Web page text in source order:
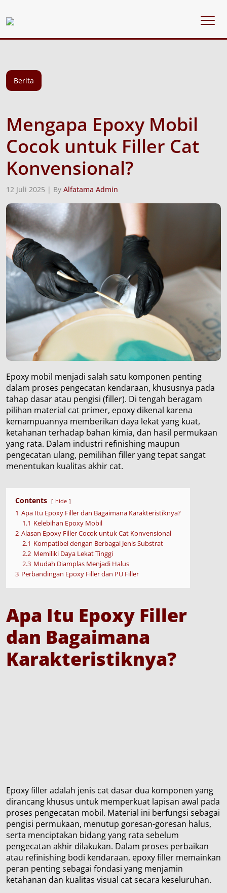
Berita
Mengapa Epoxy Mobil
Cocok untuk Filler Cat
Konvensional?
12 Juli 2025 | By Alfatama Admin
Epoxy mobil menjadi salah satu komponen penting
dalam proses pengecatan kendaraan, khususnya pada
tahap dasar atau pengisi (filler). Di tengah beragam
pilihan material cat primer, epoxy dikenal karena
kemampuannya memberikan daya lekat yang kuat,
ketahanan terhadap bahan kimia, dan hasil permukaan
yang rata. Dalam industri refinishing maupun
pengecatan ulang, pemilihan filler yang tepat sangat
menentukan kualitas akhir cat.
Contents hide
1 Apa Itu Epoxy Filler dan Bagaimana Karakteristiknya?
1.1 Kelebihan Epoxy Mobil
2 Alasan Epoxy Filler Cocok untuk Cat Konvensional
2.1 Kompatibel dengan Berbagai Jenis Substrat
2.2 Memiliki Daya Lekat Tinggi
2.3 Mudah Diamplas Menjadi Halus
3 Perbandingan Epoxy Filler dan PU Filler
Apa Itu Epoxy Filler
dan Bagaimana
Karakteristiknya?
Epoxy filler adalah jenis cat dasar dua komponen yang
dirancang khusus untuk memperkuat lapisan awal pada
proses pengecatan mobil. Material ini berfungsi sebagai
pengisi permukaan, menutup goresan-goresan halus,
serta menciptakan bidang yang rata sebelum
pengecatan akhir dilakukan. Dalam proses perbaikan
atau refinishing bodi kendaraan, epoxy filler memainkan
peran penting sebagai fondasi yang menjamin
ketahanan dan kualitas visual cat secara keseluruhan.